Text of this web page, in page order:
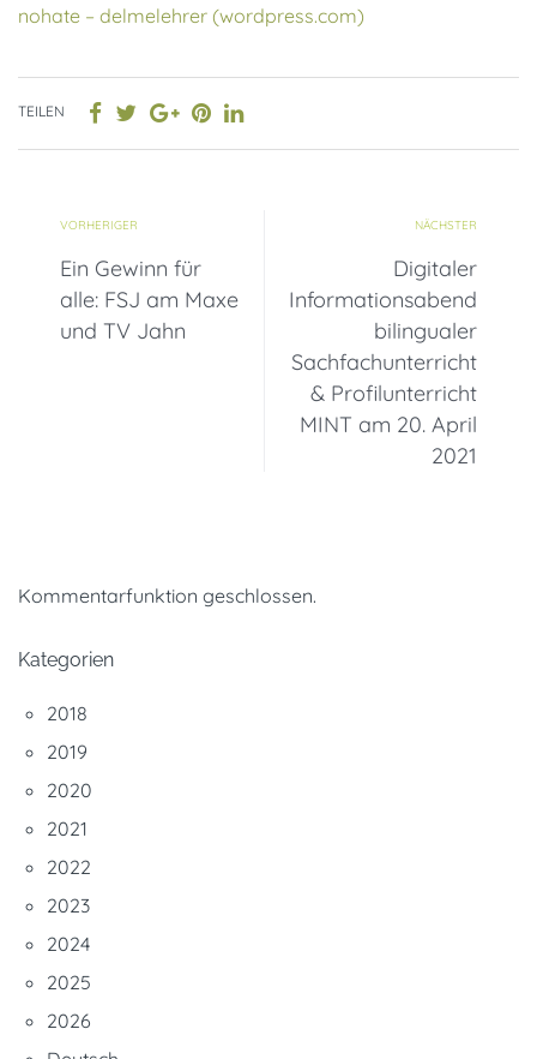
nohate – delmelehrer (wordpress.com)
TEILEN
VORHERIGER
Ein Gewinn für
alle: FSJ am Maxe
und TV Jahn
NÄCHSTER
Digitaler
Informationsabend
bilingualer
Sachfachunterricht
& Profilunterricht
MINT am 20. April
2021
Kommentarfunktion geschlossen.
Kategorien
2018
2019
2020
2021
2022
2023
2024
2025
2026